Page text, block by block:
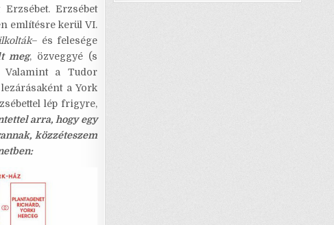
Erzsébet
említésre kerül VI.
– és felesége
meg, özveggyé (s
Valamint a Tudor
a York
lép frigyre,
arra, hogy egy
közzéteszem